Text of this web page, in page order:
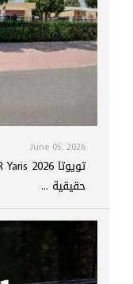
June 05, 2026
حقيقية ...